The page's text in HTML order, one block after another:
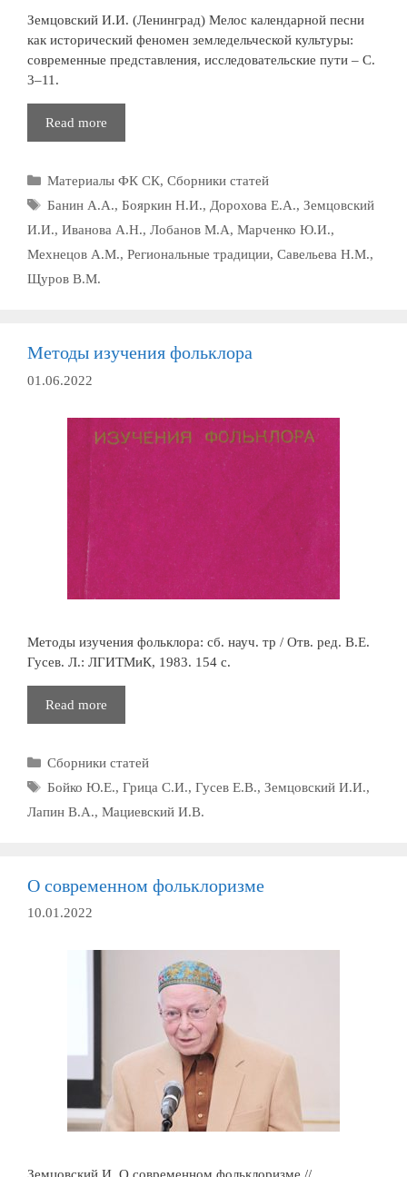
Земцовский И.И. (Ленинград) Мелос календарной песни
как исторический феномен земледельческой культуры:
современные представления, исследовательские пути – С.
3–11.
Read more
народного
Рубрики
Материалы ФК СК, Сборники статей
Метки
Банин А.А., Бояркин Н.И., Дорохова Е.А., Земцовский
И.И., Иванова А.Н., Лобанов М.А, Марченко Ю.И.,
Мехнецов А.М., Региональные традиции, Савельева Н.М.,
Щуров В.М.
Методы изучения фольклора
01.06.2022
Методы изучения фольклора: сб. науч. тр / Отв. ред. В.Е.
Гусев. Л.: ЛГИТМиК, 1983. 154 с.
Read more
изучения
Рубрики
Сборники статей
Метки
Бойко Ю.Е., Грица С.И., Гусев Е.В., Земцовский И.И.,
Лапин В.А., Мациевский И.В.
О современном фольклоризме
10.01.2022